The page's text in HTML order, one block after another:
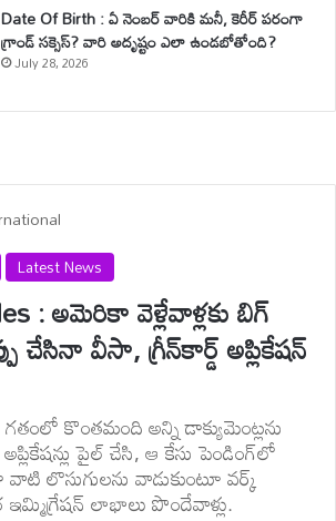
Date Of Birth : ఏ నెంబర్ వారికి మనీ, కెరీర్ పరంగా
గ్రాండ్ సక్సెస్? వారి అదృష్టం ఎలా ఉండబోతోంది?
July 28, 2026